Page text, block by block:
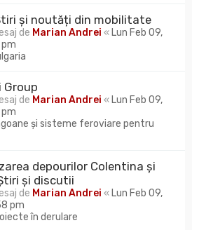
și noutăți din mobilitate
de Marian Andrei « Lun Feb 09,
Group
de Marian Andrei « Lun Feb 09,
și sisteme feroviare pentru
depourilor Colentina și
și discutii
de Marian Andrei « Lun Feb 09,
pm
în derulare